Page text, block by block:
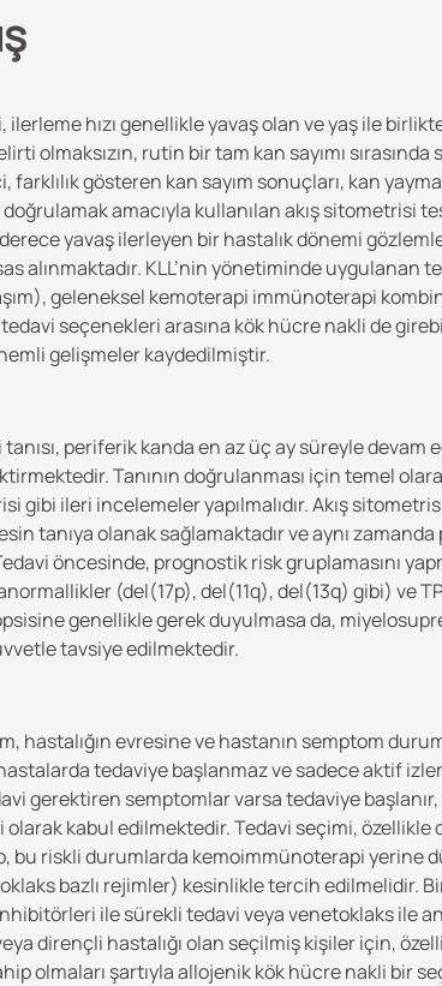
hızı genellikle yavaş olan ve yaş ile
olmaksızın, rutin bir tam kan sayımı
farklılık gösteren kan sayım sonuçları, kan
amacıyla kullanılan akış sitometrisi
yavaş ilerleyen bir hastalık dönemi
alınmaktadır. KLL’nin yönetiminde
geleneksel kemoterapi immünoterapi
seçenekleri arasına kök hücre nakli de
gelişmeler kaydedilmiştir.
periferik kanda en az üç ay süreyle
Tanının doğrulanması için temel
gibi ileri incelemeler yapılmalıdır. Akış
tanıya olanak sağlamaktadır ve aynı
öncesinde, prognostik risk gruplamasını
(del(17p), del(11q), del(13q) gibi)
genellikle gerek duyulmasa da,
tavsiye edilmektedir.
hastalığın evresine ve hastanın semptom
tedaviye başlanmaz ve sadece aktif
gerektiren semptomlar varsa tedaviye
kabul edilmektedir. Tedavi seçimi,
bu riskli durumlarda kemoimmünoterapi yerine
bazlı rejimler) kesinlikle tercih edilmelidir.
ile sürekli tedavi veya venetoklaks ile
dirençli hastalığı olan seçilmiş kişiler için,
olmaları şartıyla allojenik kök hücre nakli bir